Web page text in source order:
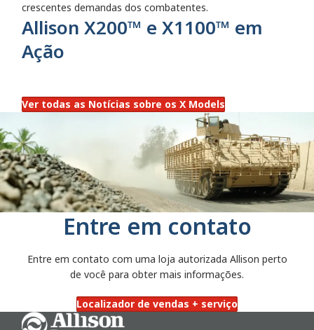
crescentes demandas dos combatentes.
Allison X200™ e X1100™ em
Ação
Ver todas as Notícias sobre os X Models
Entre em contato
Entre em contato com uma loja autorizada Allison perto
de você para obter mais informações.
Localizador de vendas + serviço
Go Home